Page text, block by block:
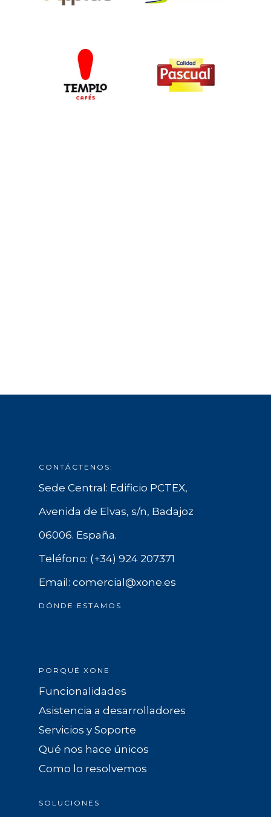
CONTÁCTENOS:
Sede Central: Edificio PCTEX,
Avenida de Elvas, s/n, Badajoz
06006. España.
Teléfono: (+34) 924 207371
Email: comercial@xone.es
DÓNDE ESTAMOS
PORQUÉ XONE
Funcionalidades
Asistencia a desarrolladores
Servicios y Soporte
Qué nos hace únicos
Como lo resolvemos
SOLUCIONES